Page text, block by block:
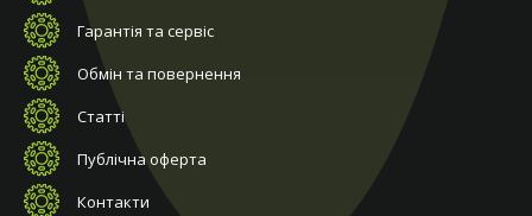
Гарантія та сервіс
Обмін та повернення
Статті
Публічна оферта
Контакти